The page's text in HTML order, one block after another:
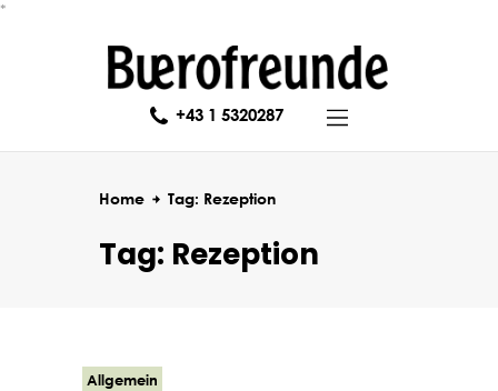
*
+43 1 5320287
Home Tag: Rezeption
Tag: Rezeption
Über uns
Marken
Aktuelles
Kontakt
Allgemein